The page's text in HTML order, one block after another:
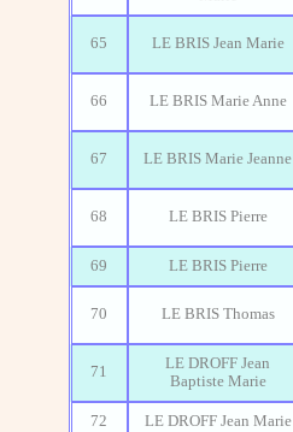
65 LE BRIS Jean Marie
66 LE BRIS Marie Anne
67 LE BRIS Marie Jeanne
68 LE BRIS Pierre
69 LE BRIS Pierre
70 LE BRIS Thomas
71
LE DROFF Jean
Baptiste Marie
72 LE DROFF Jean Marie